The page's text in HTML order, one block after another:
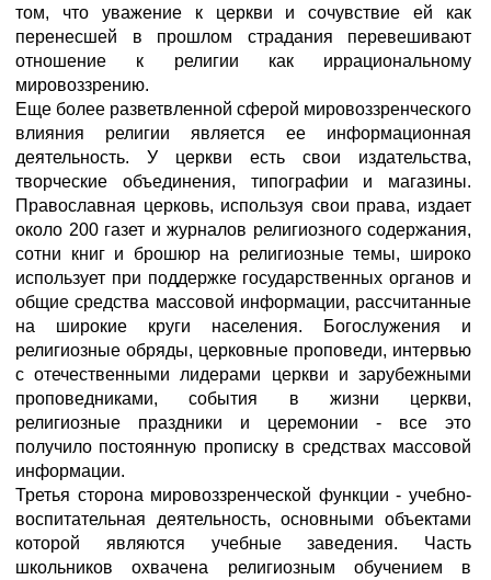
том, что уважение к церкви и сочувствие ей как
перенесшей в прошлом страдания перевешивают
отношение к религии как иррациональному
мировоззрению.
Еще более разветвленной сферой мировоззренческого
влияния религии является ее информационная
деятельность. У церкви есть свои издательства,
творческие объединения, типографии и магазины.
Православная церковь, используя свои права, издает
около 200 газет и журналов религиозного содержания,
сотни книг и брошюр на религиозные темы, широко
использует при поддержке государственных органов и
общие средства массовой информации, рассчитанные
на широкие круги населения. Богослужения и
религиозные обряды, церковные проповеди, интервью
с отечественными лидерами церкви и зарубежными
проповедниками, события в жизни церкви,
религиозные праздники и церемонии - все это
получило постоянную прописку в средствах массовой
информации.
Третья сторона мировоззренческой функции - учебно-
воспитательная деятельность, основными объектами
которой являются учебные заведения. Часть
школьников охвачена религиозным обучением в